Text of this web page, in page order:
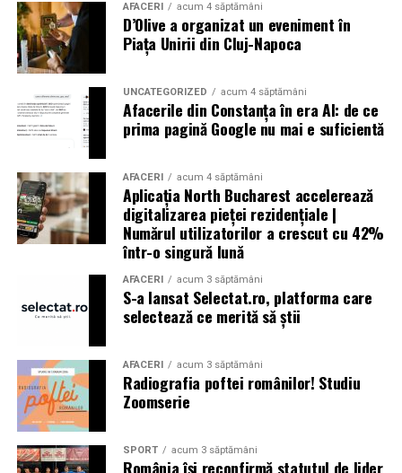
AFACERI acum 4 săptămâni
D’Olive a organizat un eveniment în
Piața Unirii din Cluj-Napoca
UNCATEGORIZED acum 4 săptămâni
Afacerile din Constanța în era AI: de ce
prima pagină Google nu mai e suficientă
AFACERI acum 4 săptămâni
Aplicația North Bucharest accelerează
digitalizarea pieței rezidențiale |
Numărul utilizatorilor a crescut cu 42%
într-o singură lună
AFACERI acum 3 săptămâni
S-a lansat Selectat.ro, platforma care
selectează ce merită să știi
AFACERI acum 3 săptămâni
Radiografia poftei românilor! Studiu
Zoomserie
SPORT acum 3 săptămâni
România își reconfirmă statutul de lider